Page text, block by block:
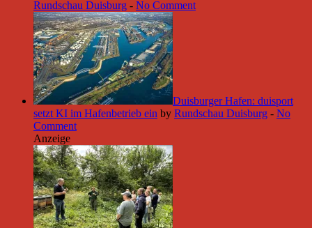
Rundschau Duisburg - No Comment
Duisburger Hafen: duisport
setzt KI im Hafenbetrieb ein by Rundschau Duisburg - No
Comment
Anzeige